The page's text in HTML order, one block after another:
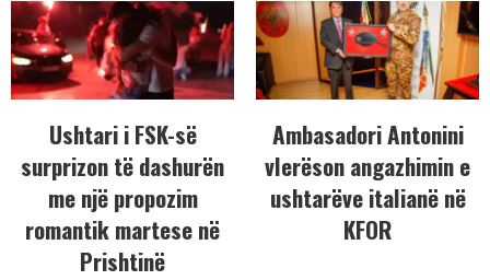
Ushtari i FSK-së
surprizon të dashurën
me një propozim
romantik martese në
Prishtinë
Ambasadori Antonini
vlerëson angazhimin e
ushtarëve italianë në
KFOR